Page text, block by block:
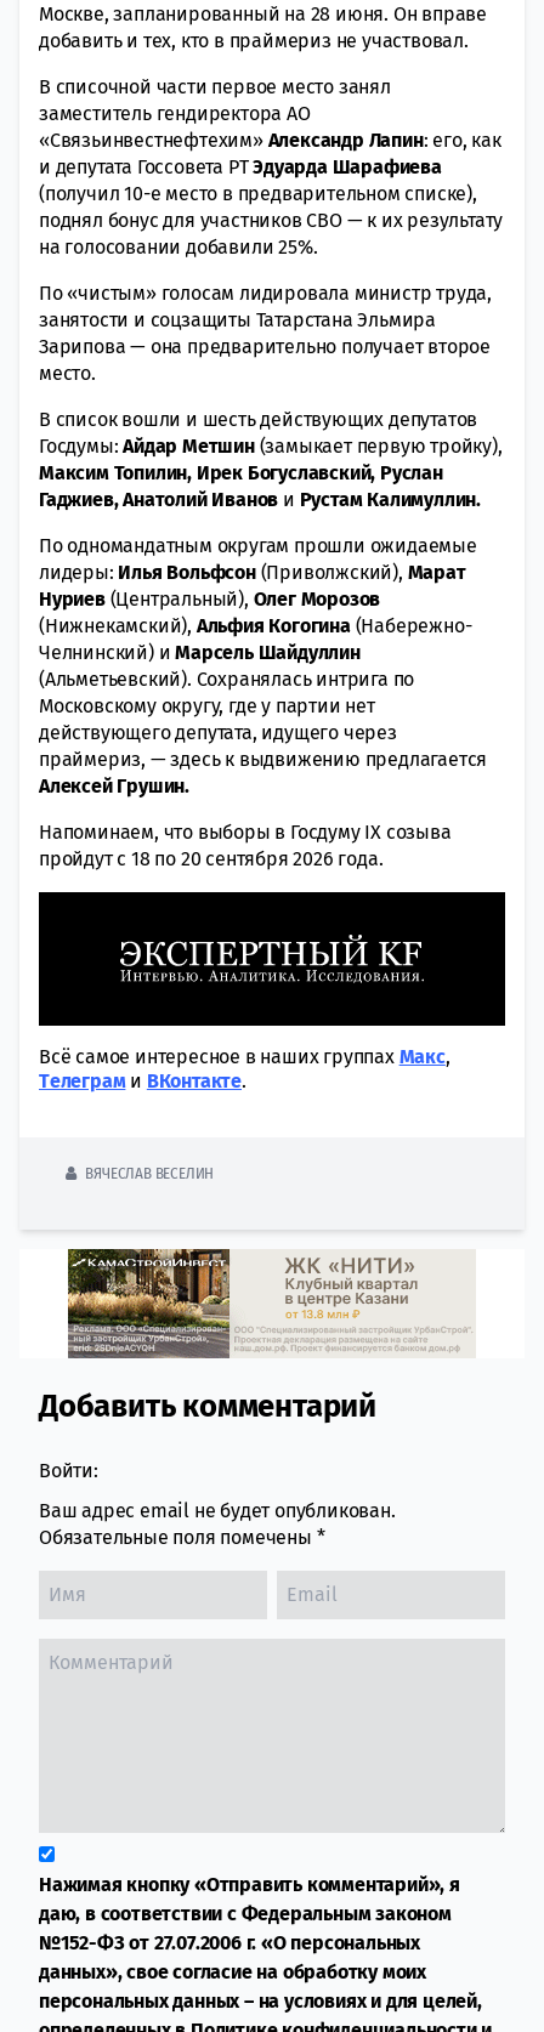
Москве, запланированный на 28 июня. Он вправе
добавить и тех, кто в праймериз не участвовал.
В списочной части первое место занял
заместитель гендиректора АО
«Связьинвестнефтехим» Александр Лапин: его, как
и депутата Госсовета РТЭдуарда Шарафиева
(получил 10-е место в предварительном списке),
поднял бонус для участников СВО — к их результату
на голосовании добавили 25%.
По «чистым» голосам лидировала министр труда,
занятости и соцзащиты Татарстана Эльмира
Зарипова — она предварительно получает второе
место.
В список вошли и шесть действующих депутатов
Госдумы:Айдар Метшин(замыкает первую тройку),
Максим Топилин, Ирек Богуславский, Руслан
Гаджиев, Анатолий Иванов и Рустам Калимуллин.
По одномандатным округам прошли ожидаемые
лидеры: Илья Вольфсон(Приволжский), Марат
Нуриев(Центральный), Олег Морозов
(Нижнекамский), Альфия Когогина(Набережно-
Челнинский) иМарсель Шайдуллин
(Альметьевский). Сохранялась интрига по
Московскому округу, где у партии нет
действующего депутата, идущего через
праймериз, — здесь к выдвижению предлагается
Алексей Грушин.
Напоминаем, что выборы в Госдуму IX созыва
пройдут с 18 по 20 сентября 2026 года.
Всё самое интересное в наших группах Макс,
Tелеграми ВКонтакте.
ВЯЧЕСЛАВ ВЕСЕЛИН
Comment section
Добавить комментарий
Войти:
Ваш адрес email не будет опубликован.
Обязательные поля помечены *
Нажимая кнопку «Отправить комментарий», я
даю, в соответствии с Федеральным законом
№152-ФЗ от 27.07.2006 г. «О персональных
данных», свое согласие на обработку моих
персональных данных – на условиях и для целей,